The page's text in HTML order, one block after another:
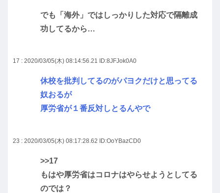
でも「海外」ではしっかりした対応で隔離成
功してるから…
17 : 2020/03/05(木) 08:14:56.21 ID:8JFJok0A0
休校を批判してるのがパヨクだけと思ってる
奴おるが
厚労省が１番反対しとるんやで
23 : 2020/03/05(木) 08:17:28.62 ID:OoYBazCD0
>>17
もはや厚労省はコロナはやらせようとしてる
のでは？